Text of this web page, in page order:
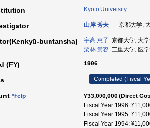
Kyoto University
山岸 秀夫 京都大学,
buntansha) 宇高 恵子 京都大学, 大
栗林 景容 三重大学, 医
(FY) 1996
Completed (Fiscal
*help
¥33,000,000 (Direct
Fiscal Year 1996:
Fiscal Year 1995:
Fiscal Year 1994: